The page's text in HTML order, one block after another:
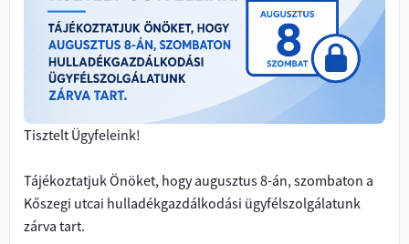
Tisztelt Ügyfeleink!
Tájékoztatjuk Önöket, hogy augusztus 8-án, szombaton a
Kőszegi utcai hulladékgazdálkodási ügyfélszolgálatunk
zárva tart.